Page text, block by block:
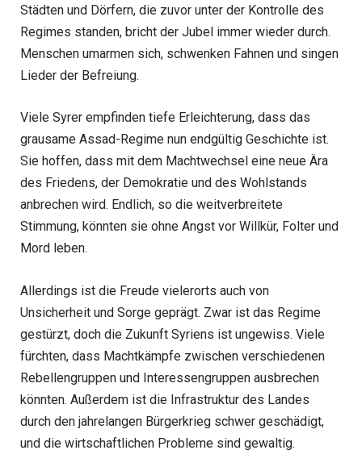
Städten und Dörfern, die zuvor unter der Kontrolle des
Regimes standen, bricht der Jubel immer wieder durch.
Menschen umarmen sich, schwenken Fahnen und singen
Lieder der Befreiung.
Viele Syrer empfinden tiefe Erleichterung, dass das
grausame Assad-Regime nun endgültig Geschichte ist.
Sie hoffen, dass mit dem Machtwechsel eine neue Ära
des Friedens, der Demokratie und des Wohlstands
anbrechen wird. Endlich, so die weitverbreitete
Stimmung, könnten sie ohne Angst vor Willkür, Folter und
Mord leben.
Allerdings ist die Freude vielerorts auch von
Unsicherheit und Sorge geprägt. Zwar ist das Regime
gestürzt, doch die Zukunft Syriens ist ungewiss. Viele
fürchten, dass Machtkämpfe zwischen verschiedenen
Rebellengruppen und Interessengruppen ausbrechen
könnten. Außerdem ist die Infrastruktur des Landes
durch den jahrelangen Bürgerkrieg schwer geschädigt,
und die wirtschaftlichen Probleme sind gewaltig.